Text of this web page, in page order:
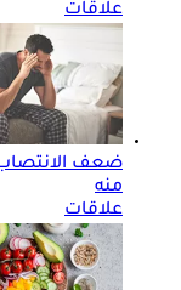
علاقات
ضعف الانتصاب
منه
علاقات